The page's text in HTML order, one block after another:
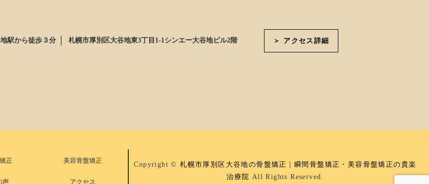
駅から徒歩３分 札幌市厚別区大谷地東3丁目1-1シンエー大谷地ビル2階 ＞ アクセス詳細
正 美容骨盤矯正
声 アクセス
Copyright ©札幌市厚別区大谷地の骨盤矯正 | 瞬間骨盤矯正・美容骨盤矯正の貴楽
治療院 All Rights Reserved.